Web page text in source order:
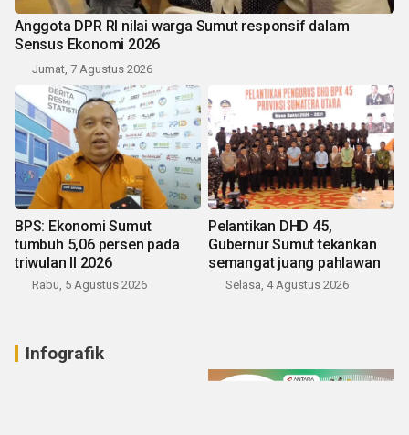
Anggota DPR RI nilai warga Sumut responsif dalam
Sensus Ekonomi 2026
Jumat, 7 Agustus 2026
BPS: Ekonomi Sumut
tumbuh 5,06 persen pada
triwulan II 2026
Rabu, 5 Agustus 2026
Pelantikan DHD 45,
Gubernur Sumut tekankan
semangat juang pahlawan
Selasa, 4 Agustus 2026
Infografik